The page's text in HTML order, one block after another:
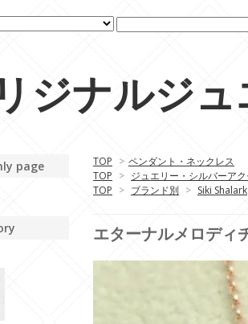
ジナルジ
TOP > ペンダント・ネックレス
TOP > ジュエリー・シルバーア
TOP > ブランド別 > Siki Shalark
エターナルメロディ
page